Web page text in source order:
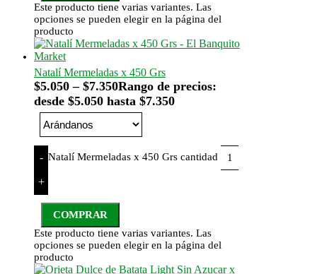
Este producto tiene varias variantes. Las
opciones se pueden elegir en la página del
producto
Natalí Mermeladas x 450 Grs
$5.050 – $7.350Rango de precios:
desde $5.050 hasta $7.350
- Natalí Mermeladas x 450 Grs cantidad
+
COMPRAR
Este producto tiene varias variantes. Las
opciones se pueden elegir en la página del
producto